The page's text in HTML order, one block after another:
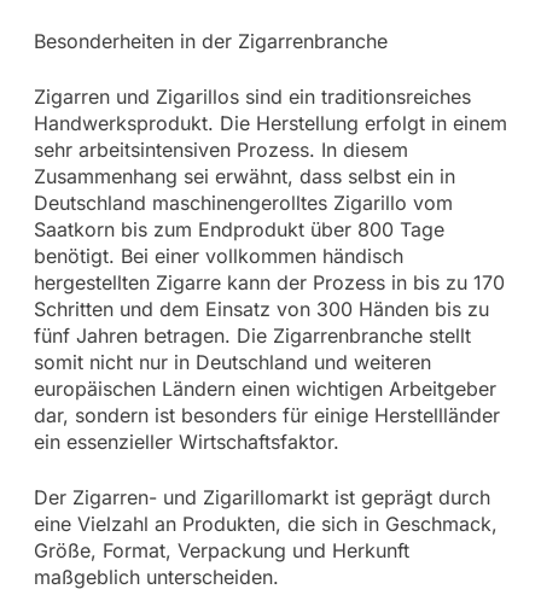
Besonderheiten in der Zigarrenbranche
Zigarren und Zigarillos sind ein traditionsreiches
Handwerksprodukt. Die Herstellung erfolgt in einem
sehr arbeitsintensiven Prozess. In diesem
Zusammenhang sei erwähnt, dass selbst ein in
Deutschland maschinengerolltes Zigarillo vom
Saatkorn bis zum Endprodukt über 800 Tage
benötigt. Bei einer vollkommen händisch
hergestellten Zigarre kann der Prozess in bis zu 170
Schritten und dem Einsatz von 300 Händen bis zu
fünf Jahren betragen. Die Zigarrenbranche stellt
somit nicht nur in Deutschland und weiteren
europäischen Ländern einen wichtigen Arbeitgeber
dar, sondern ist besonders für einige Herstellländer
ein essenzieller Wirtschaftsfaktor.
Der Zigarren- und Zigarillomarkt ist geprägt durch
eine Vielzahl an Produkten, die sich in Geschmack,
Größe, Format, Verpackung und Herkunft
maßgeblich unterscheiden.